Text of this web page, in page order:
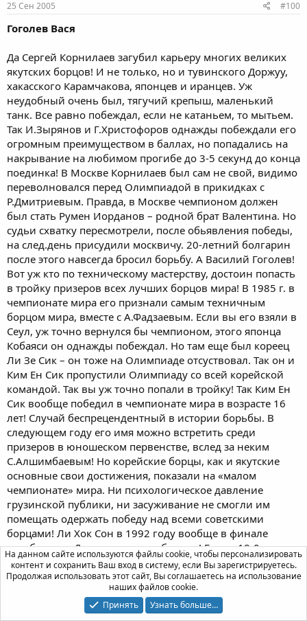
25 Сен 2005 #100
Гоголев Вася
Да Сергей Корнилаев загубил карьеру многих великих
якутских борцов! И не только, но и тувинского Доржуу,
хакасского Карамчакова, японцев и иранцев. Уж
неудобный очень был, тягучий крепыш, маленький
танк. Все равно побеждал, если не катаньем, то мытьем.
Так И.Зырянов и Г.Христофоров однажды побеждали его
огромным преимуществом в баллах, но попадались на
накрывание на любимом прогибе до 3-5 секунд до конца
поединка! В Москве Корнилаев был сам не свой, видимо
переволновался перед Олимпиадой в прикидках с
Р.Дмитриевым. Правда, в Москве чемпионом должен
был стать Румен Иорданов – родной брат Валентина. Но
судьи схватку пересмотрели, после обьявления победы,
на след.день присудили москвичу. 20-летний болгарин
после этого навсегда бросил борьбу. А Василий Гоголев!
Вот уж кто по техническому мастерству, достоин попасть
в тройку призеров всех лучших борцов мира! В 1985 г. в
чемпионате мира его признали самым техничным
борцом мира, вместе с А.Фадзаевым. Если вы его взяли в
Сеул, уж точно вернулся бы чемпионом, этого японца
Кобаяси он однажды побеждал. Но там еще был кореец
Ли Зе Сик – он тоже на Олимпиаде отсуствовал. Так он и
Ким Ен Сик пропустили Олимпиаду со всей корейской
командой. Так вы уж точно попали в тройку! Так Ким Ен
Сик вообще победил в чемпионате мира в возрасте 16
лет! Случай беспрецендентный в истории борьбы. В
следующем году его имя можно встретить среди
призеров в юношеском первенстве, вслед за неким
С.Алшимбаевым! Но корейские борцы, как и якутские
основные свои достижения, показали на «малом
чемпионате» мира. Ни психологическое давление
грузинской публики, ни засуживание не смогли им
помещать одержать победу над всеми советскими
борцами! Ли Хок Сон в 1992 году вообще в финале
разобрался с Джонсом как с ребенком! Где-то 18-0 по-
моему, валил в каждой секунде. Правда, тогда все
чемпионы были как на подбор. Так Джон Смит вообще
М.Азизова из страны СНГ одолел 18-0! А что делали с
соперниками А.Фадзаев, Л.Хабелов и М.Хадарцев?
На данном сайте используются файлы cookie, чтобы персонализировать
контент и сохранить Ваш вход в систему, если Вы зарегистрируетесь.
Продолжая использовать этот сайт, Вы соглашаетесь на использование
наших файлов cookie.
Принять
Узнать больше…